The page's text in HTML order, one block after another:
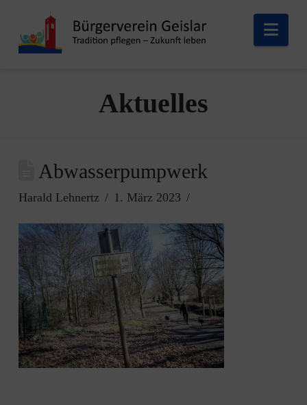
Aktuelles
Abwasserpumpwerk
Harald Lehnertz 1. März 2023